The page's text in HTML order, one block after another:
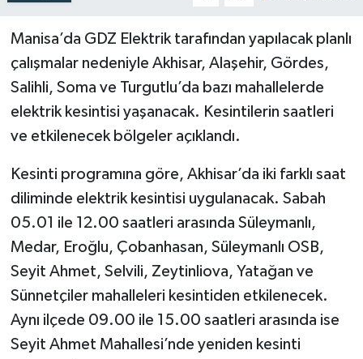
Manisa’da GDZ Elektrik tarafından yapılacak planlı
çalışmalar nedeniyle Akhisar, Alaşehir, Gördes,
Salihli, Soma ve Turgutlu’da bazı mahallelerde
elektrik kesintisi yaşanacak. Kesintilerin saatleri
ve etkilenecek bölgeler açıklandı.
Kesinti programına göre, Akhisar’da iki farklı saat
diliminde elektrik kesintisi uygulanacak. Sabah
05.01 ile 12.00 saatleri arasında Süleymanlı,
Medar, Eroğlu, Çobanhasan, Süleymanlı OSB,
Seyit Ahmet, Selvili, Zeytinliova, Yatağan ve
Sünnetçiler mahalleleri kesintiden etkilenecek.
Aynı ilçede 09.00 ile 15.00 saatleri arasında ise
Seyit Ahmet Mahallesi’nde yeniden kesinti